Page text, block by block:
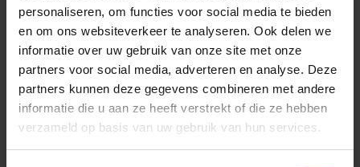
personaliseren, om functies voor social media te bieden
en om ons websiteverkeer te analyseren. Ook delen we
informatie over uw gebruik van onze site met onze
partners voor social media, adverteren en analyse. Deze
partners kunnen deze gegevens combineren met andere
informatie die u aan ze heeft verstrekt of die ze hebben
verzameld op basis van uw gebruik van hun services.